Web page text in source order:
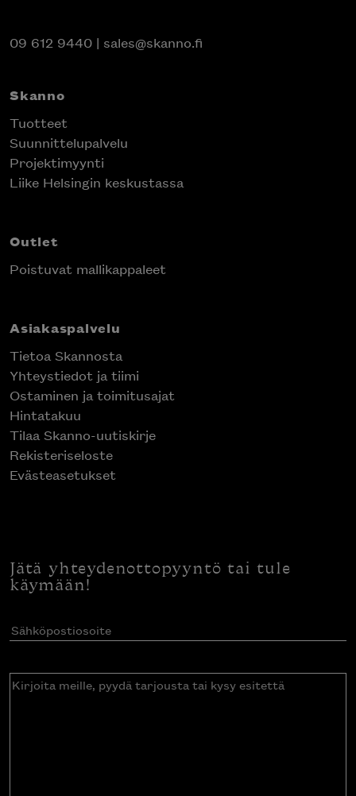
09 612 9440 | sales@skanno.fi
Skanno
Tuotteet
Suunnittelupalvelu
Projektimyynti
Liike Helsingin keskustassa
Outlet
Poistuvat mallikappaleet
Asiakaspalvelu
Tietoa Skannosta
Yhteystiedot ja tiimi
Ostaminen ja toimitusajat
Hintatakuu
Tilaa Skanno-uutiskirje
Rekisteriseloste
Evästeasetukset
Jätä yhteydenottopyyntö tai tule
käymään!
Sähköpostiosoite(Pakollinen)
Kirjoita